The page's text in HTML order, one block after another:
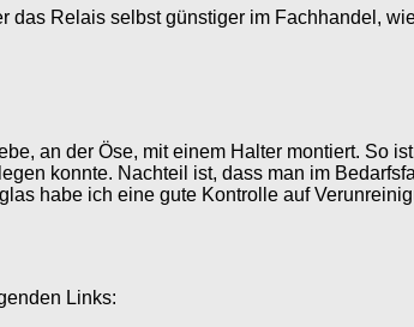
das Relais selbst günstiger im Fachhandel,
an der Öse, mit einem Halter montiert. So
konnte. Nachteil ist, dass man im
habe ich eine gute Kontrolle auf
Links: